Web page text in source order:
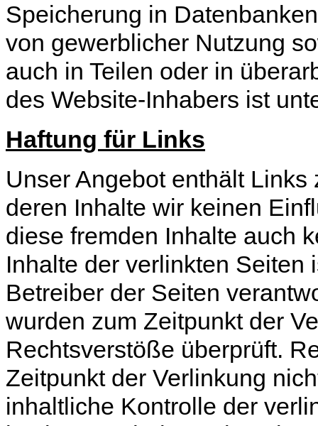
Speicherung in
von gewerblicher Nutzung
auch in Teilen oder in
des Website-Inhabers ist
Haftung für Links
Unser Angebot enthält
deren Inhalte wir keinen
diese fremden Inhalte auch
Inhalte der verlinkten Seiten
Betreiber der Seiten
wurden zum Zeitpunkt der
Rechtsverstöße überprüft.
Zeitpunkt der Verlinkung
inhaltliche Kontrolle der